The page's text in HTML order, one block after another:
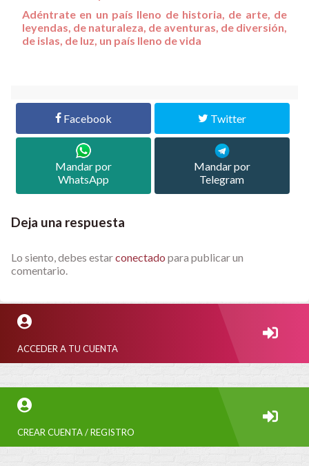
Adéntrate en un país lleno de historia, de arte, de
leyendas, de naturaleza, de aventuras, de diversión,
de islas, de luz, un país lleno de vida
Facebook Twitter
Mandar por
WhatsApp
Mandar por
Telegram
Deja una respuesta
Lo siento, debes estarconectado para publicar un
comentario.
ACCEDER A TU CUENTA
CREAR CUENTA / REGISTRO